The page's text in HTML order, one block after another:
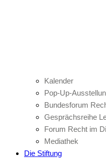
Kalender
Pop-Up-
Bundesforum
Gesprächsreihe
Forum Recht im
Mediathek
Die Stiftung